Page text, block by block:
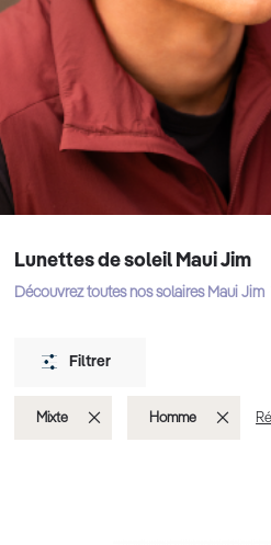
Lunettes de soleil Maui Jim
Découvrez toutes nos solaires Maui Jim
Filtrer
Mixte SupprimerHomme